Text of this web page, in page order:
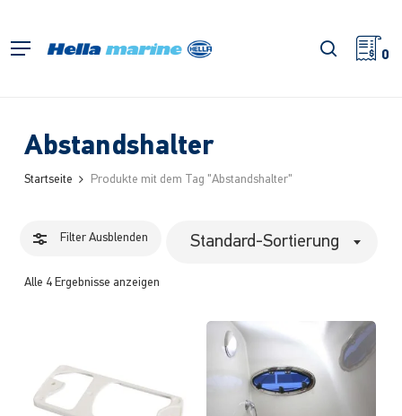
springen
Menü Suche
0
Abstandshalter
Startseite Produkte mit dem Tag "Abstandshalter"
Filter Ausblenden
Alle 4 Ergebnisse anzeigen
Standard-Sortierung
Filter